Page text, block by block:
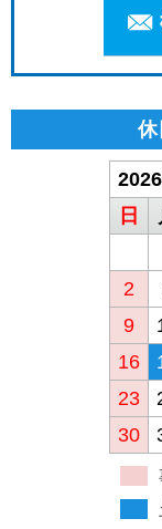
休
日
2
9
16
23
30